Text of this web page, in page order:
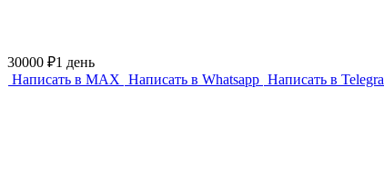
30000 ₽1 день
Написать в MAX Написать в Whatsapp Написать в